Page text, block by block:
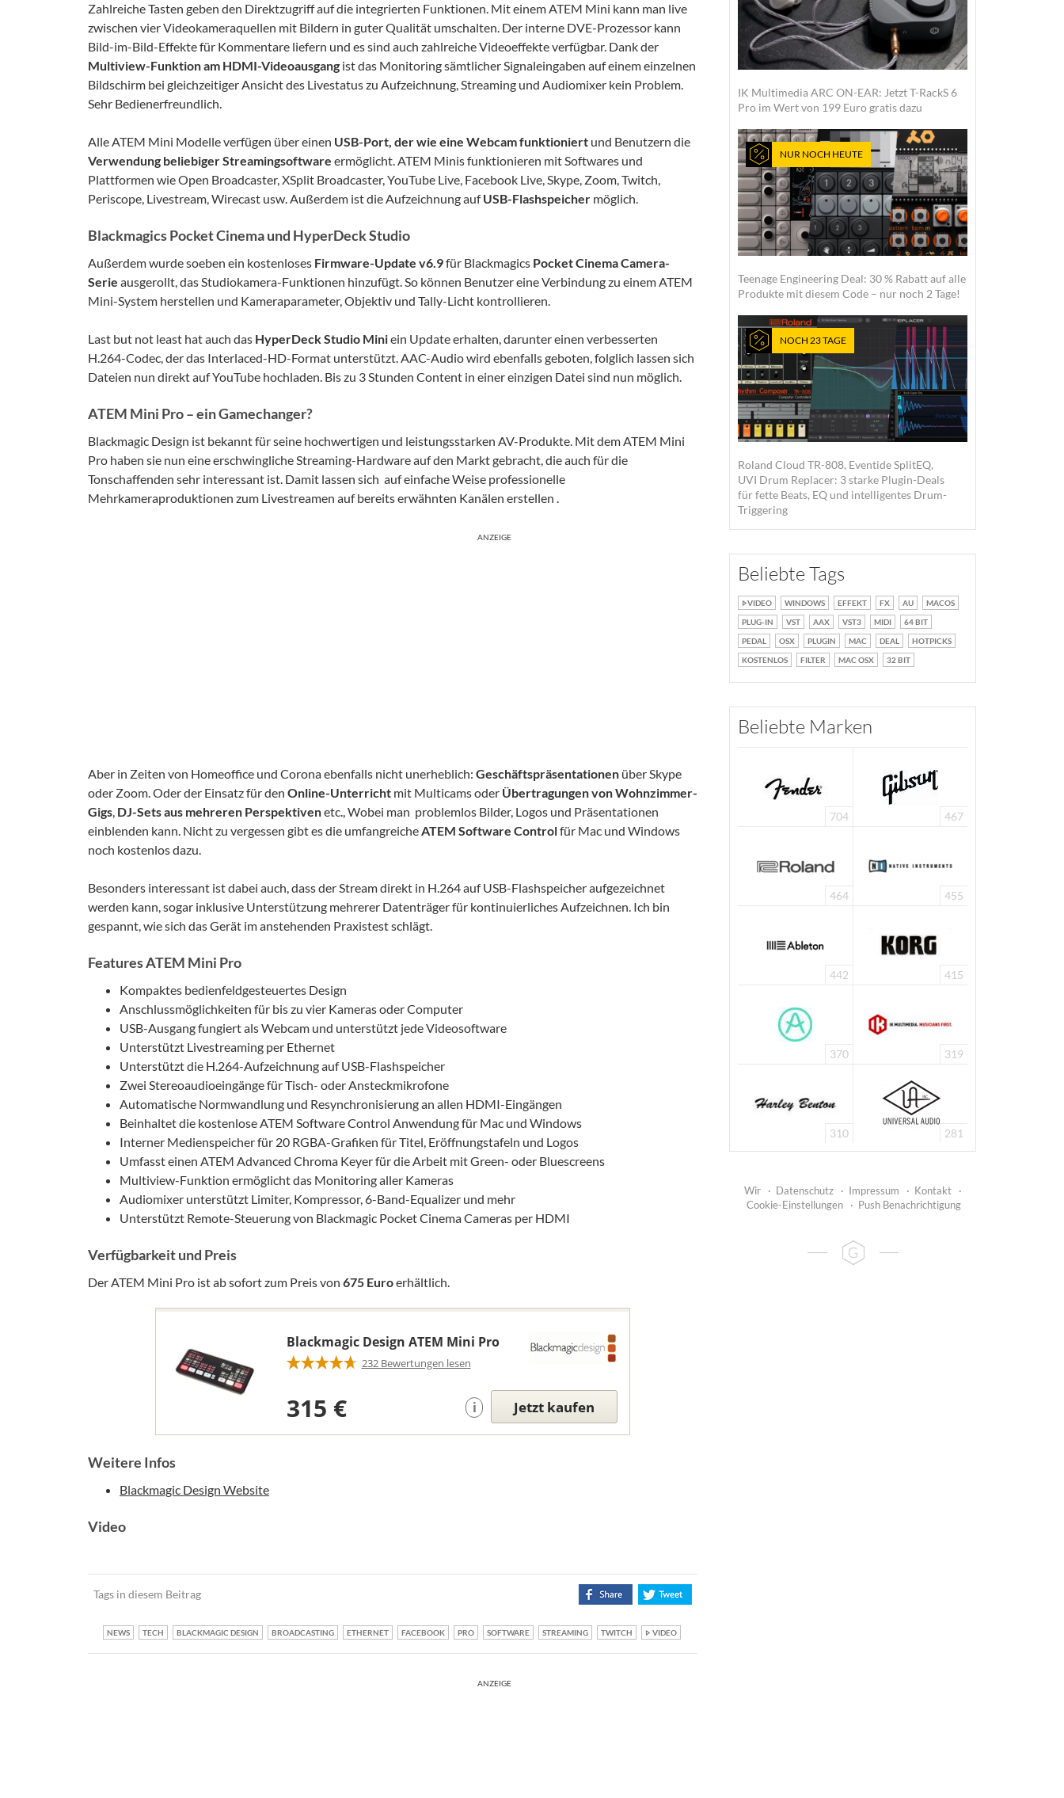
Zahlreiche Tasten geben den Direktzugriff auf die integrierten Funktionen. Mit einem ATEM Mini kann man live
zwischen vier Videokameraquellen mit Bildern in guter Qualität umschalten. Der interne DVE-Prozessor kann
Bild-im-Bild-Effekte für Kommentare liefern und es sind auch zahlreiche Videoeffekte verfügbar. Dank der
Multiview-Funktion am HDMI-Videoausgang ist das Monitoring sämtlicher Signaleingaben auf einem einzelnen
Bildschirm bei gleichzeitiger Ansicht des Livestatus zu Aufzeichnung, Streaming und Audiomixer kein Problem.
Sehr Bedienerfreundlich.
Alle ATEM Mini Modelle verfügen über einen USB-Port, der wie eine Webcam funktioniert und Benutzern die
Verwendung beliebiger Streamingsoftware ermöglicht. ATEM Minis funktionieren mit Softwares und
Plattformen wie Open Broadcaster, XSplit Broadcaster, YouTube Live, Facebook Live, Skype, Zoom, Twitch,
Periscope, Livestream, Wirecast usw. Außerdem ist die Aufzeichnung aufUSB-Flashspeicher möglich.
Blackmagics Pocket Cinema und HyperDeck Studio
Außerdem wurde soeben ein kostenloses Firmware-Update v6.9für Blackmagics Pocket Cinema Camera-
Serie ausgerollt, das Studiokamera-Funktionen hinzufügt. So können Benutzer eine Verbindung zu einem ATEM
Mini-System herstellen und Kameraparameter, Objektiv und Tally-Licht kontrollieren.
Last but not least hat auch das HyperDeck Studio Miniein Update erhalten, darunter einen verbesserten
H.264-Codec, der das Interlaced-HD-Format unterstützt. AAC-Audio wird ebenfalls geboten, folglich lassen sich
Dateien nun direkt auf YouTube hochladen. Bis zu 3 Stunden Content in einer einzigen Datei sind nun möglich.
ATEM Mini Pro – ein Gamechanger?
Blackmagic Design ist bekannt für seine hochwertigen und leistungsstarken AV-Produkte. Mit dem ATEM Mini
Pro haben sie nun eine erschwingliche Streaming-Hardware auf den Markt gebracht, die auch für die
Tonschaffenden sehr interessant ist. Damit lassen sich auf einfache Weise professionelle
Mehrkameraproduktionen zum Livestreamen auf bereits erwähnten Kanälen erstellen .
ANZEIGE
Aber in Zeiten von Homeoffice und Corona ebenfalls nicht unerheblich: Geschäftspräsentationen über Skype
oder Zoom. Oder der Einsatz für den Online-Unterricht mit Multicams oder Übertragungen von Wohnzimmer-
Gigs, DJ-Sets aus mehreren Perspektivenetc., Wobei man problemlos Bilder, Logos und Präsentationen
einblenden kann. Nicht zu vergessen gibt es die umfangreicheATEM Software Controlfür Mac und Windows
noch kostenlos dazu.
Besonders interessant ist dabei auch, dass der Stream direkt in H.264 auf USB-Flashspeicher aufgezeichnet
werden kann, sogar inklusive Unterstützung mehrerer Datenträger für kontinuierliches Aufzeichnen. Ich bin
gespannt, wie sich das Gerät im anstehenden Praxistest schlägt.
Features ATEM Mini Pro
Kompaktes bedienfeldgesteuertes Design
Anschlussmöglichkeiten für bis zu vier Kameras oder Computer
USB-Ausgang fungiert als Webcam und unterstützt jede Videosoftware
Unterstützt Livestreaming per Ethernet
Unterstützt die H.264-Aufzeichnung auf USB-Flashspeicher
Zwei Stereoaudioeingänge für Tisch- oder Ansteckmikrofone
Automatische Normwandlung und Resynchronisierung an allen HDMI-Eingängen
Beinhaltet die kostenlose ATEM Software Control Anwendung für Mac und Windows
Interner Medienspeicher für 20 RGBA-Grafiken für Titel, Eröffnungstafeln und Logos
Umfasst einen ATEM Advanced Chroma Keyer für die Arbeit mit Green- oder Bluescreens
Multiview-Funktion ermöglicht das Monitoring aller Kameras
Audiomixer unterstützt Limiter, Kompressor, 6-Band-Equalizer und mehr
Unterstützt Remote-Steuerung von Blackmagic Pocket Cinema Cameras per HDMI
Verfügbarkeit und Preis
Der ATEM Mini Pro ist ab sofort zum Preis von 675 Euroerhältlich.
Blackmagic Design ATEM Mini Pro
232 Bewertungen lesen
315 € i Jetzt kaufen
Weitere Infos
Blackmagic Design Website
Video
Tags in diesem Beitrag
NEWS TECH BLACKMAGIC DESIGN BROADCASTING ETHERNET FACEBOOK PRO SOFTWARE STREAMING TWITCH VIDEO
ANZEIGE
IK Multimedia ARC ON-EAR: Jetzt T-RackS 6
Pro im Wert von 199 Euro gratis dazu
NUR NOCH HEUTE
Teenage Engineering Deal: 30 % Rabatt auf alle
Produkte mit diesem Code – nur noch 2 Tage!
NOCH 23 TAGE
Roland Cloud TR-808, Eventide SplitEQ,
UVI Drum Replacer: 3 starke Plugin-Deals
für fette Beats, EQ und intelligentes Drum-
Triggering
Beliebte Tags
VIDEO WINDOWS EFFEKT FX AU
MACOS
PLUG-IN
VST AAX VST3 MIDI
64 BIT
PEDAL
OSX PLUGIN MAC DEAL
HOTPICKS
KOSTENLOS
FILTER MAC OSX 32 BIT
Beliebte Marken
704 467
464 455
442 415
370 319
310 281
Wir · Datenschutz · Impressum · Kontakt
·
Cookie-Einstellungen
· Push Benachrichtigung